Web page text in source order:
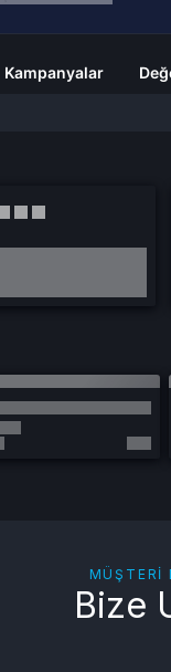
Kampanyalar
MÜŞTERI
Bize